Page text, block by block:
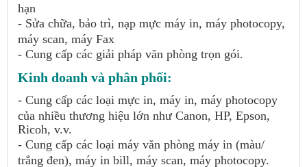
hạn
- Sửa chữa, bảo trì, nạp mực máy in, máy photocopy,
máy scan, máy Fax
- Cung cấp các giải pháp văn phòng trọn gói.
Kinh doanh và phân phối:
- Cung cấp các loại mực in, máy in, máy photocopy
của nhiều thương hiệu lớn như Canon, HP, Epson,
Ricoh, v.v.
- Cung cấp các loại máy văn phòng máy in (màu/
trắng đen), máy in bill, máy scan, máy photocopy.